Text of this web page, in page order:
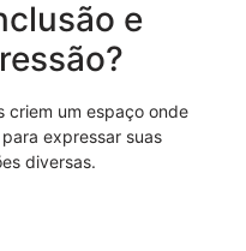
e
criem um espaço onde
expressar suas
diversas.